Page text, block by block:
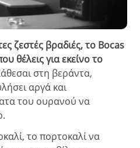
ζεστές βραδιές, το Bocas
θέλεις για εκείνο το
στη βεράντα,
αργά και
του ουρανού να
το πορτοκαλί να